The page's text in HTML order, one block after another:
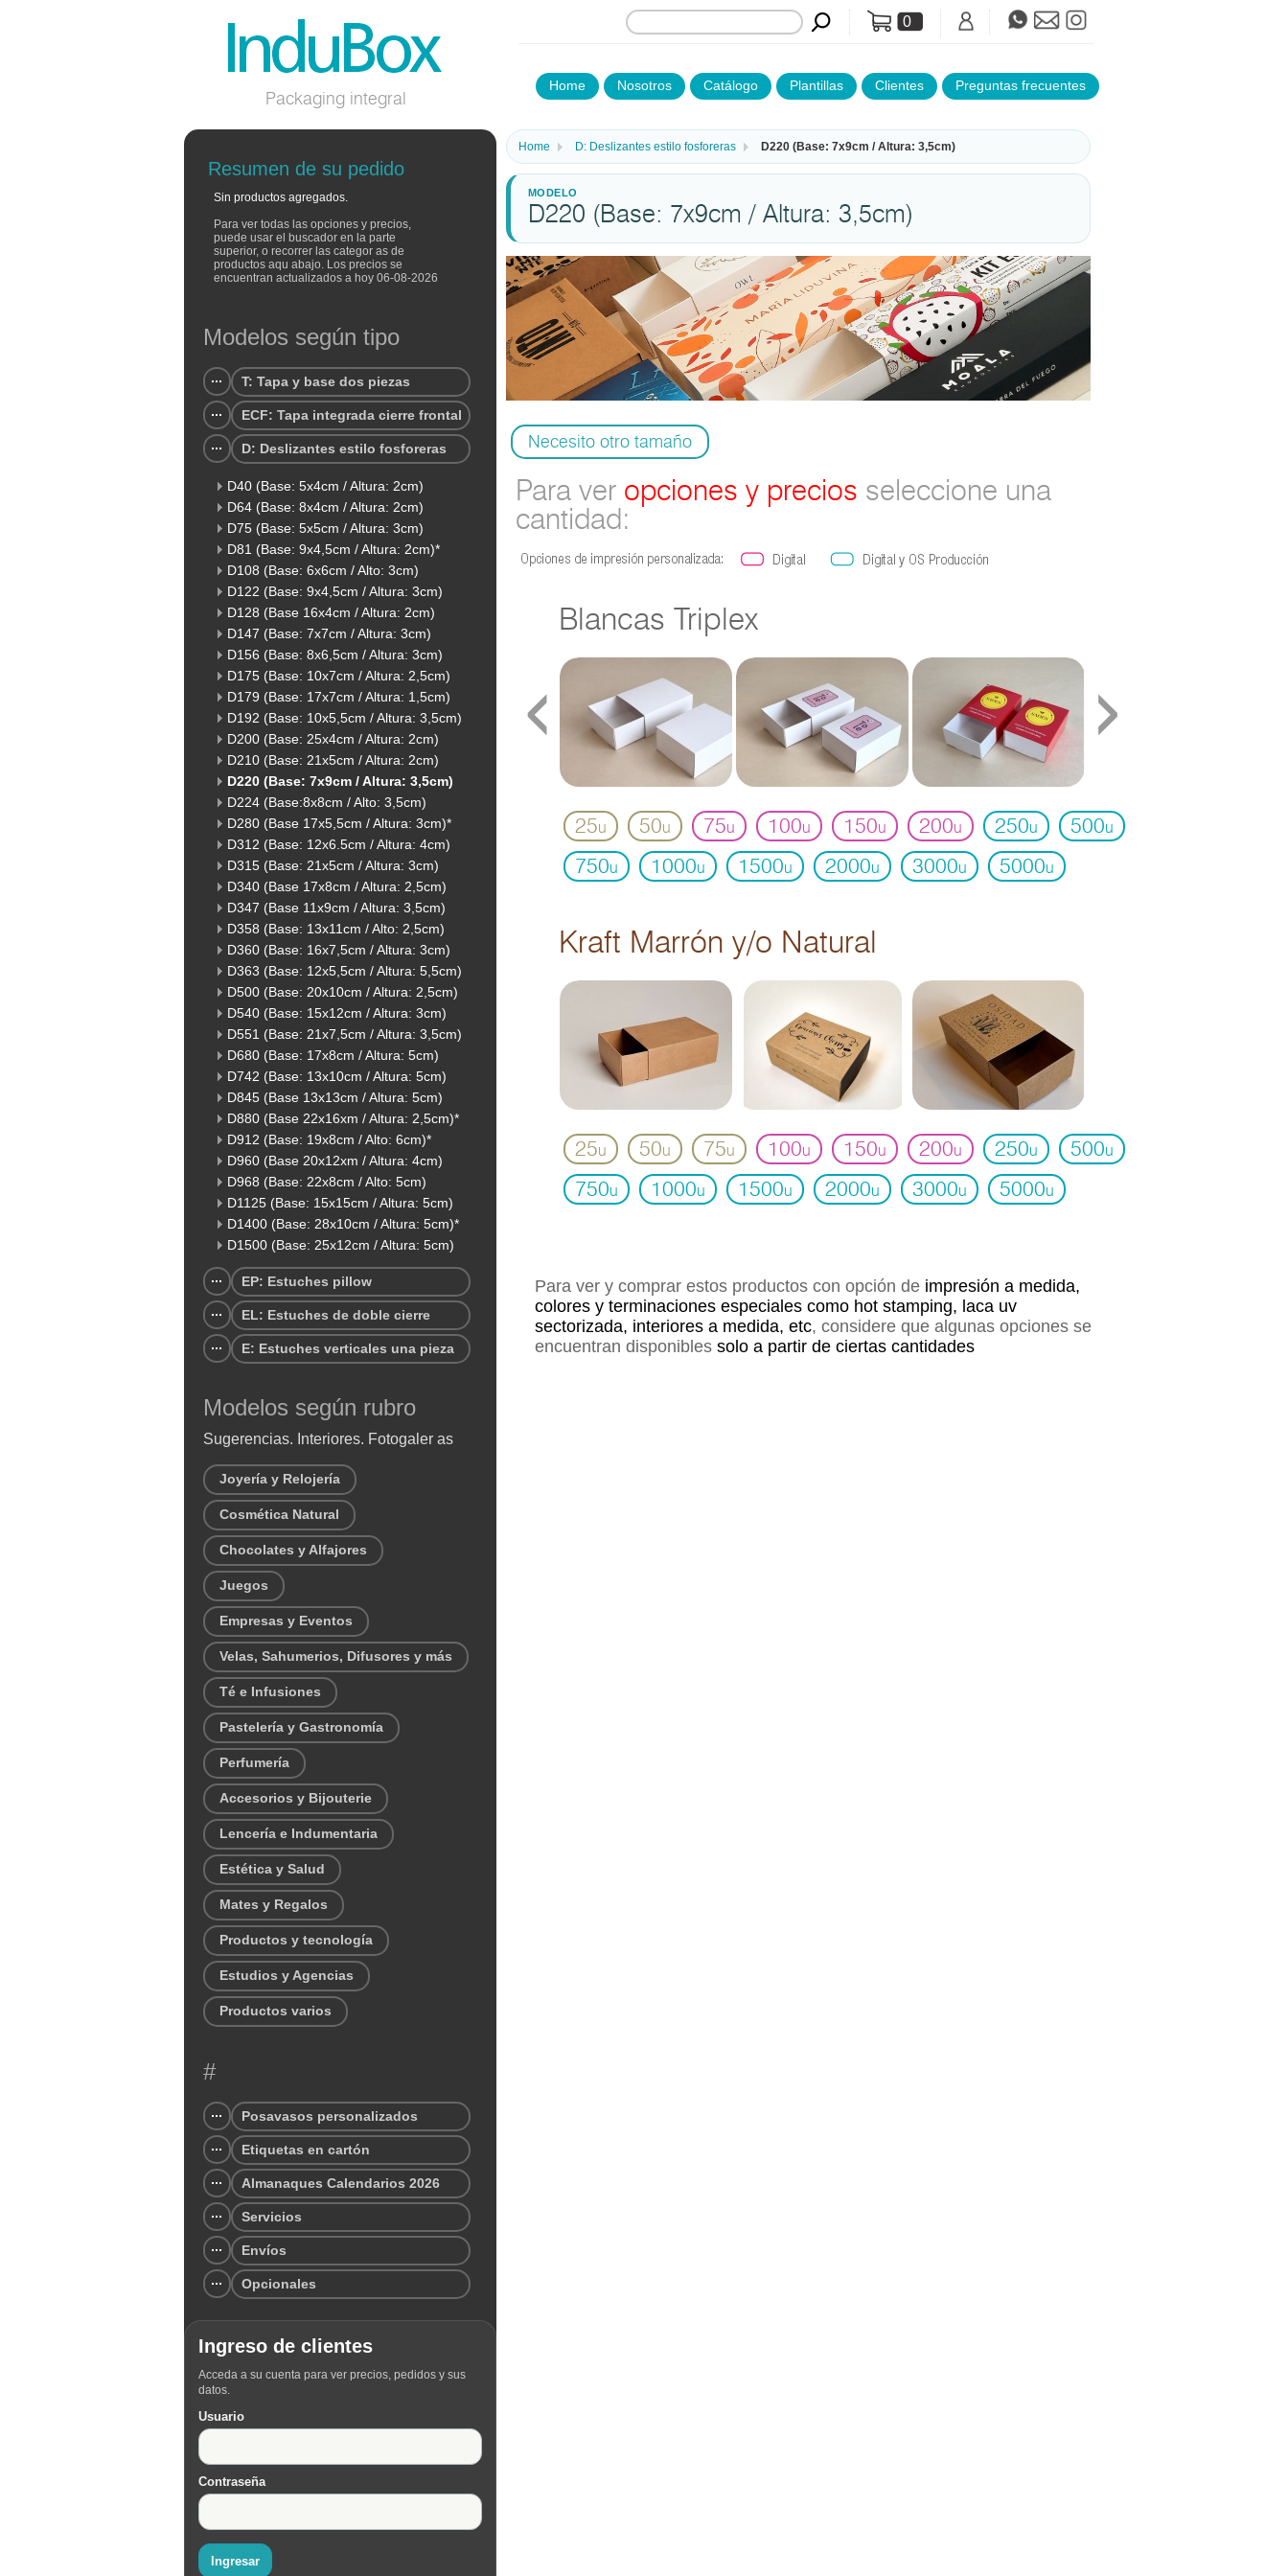
Packaging integral
0
Home Nosotros Catálogo Plantillas Clientes Preguntas frecuentes
Resumen de su pedido
Sin productos agregados.
Para ver todas las opciones y precios,
puede usar el buscador en la parte
superior, o recorrer las categor as de
productos aqu abajo. Los precios se
encuentran actualizados a hoy 06-08-2026
Modelos según tipo
T: Tapa y base dos piezas
ECF: Tapa integrada cierre frontal
D: Deslizantes estilo fosforeras
D40 (Base: 5x4cm / Altura: 2cm)
D64 (Base: 8x4cm / Altura: 2cm)
D75 (Base: 5x5cm / Altura: 3cm)
D81 (Base: 9x4,5cm / Altura: 2cm)*
D108 (Base: 6x6cm / Alto: 3cm)
D122 (Base: 9x4,5cm / Altura: 3cm)
D128 (Base 16x4cm / Altura: 2cm)
D147 (Base: 7x7cm / Altura: 3cm)
D156 (Base: 8x6,5cm / Altura: 3cm)
D175 (Base: 10x7cm / Altura: 2,5cm)
D179 (Base: 17x7cm / Altura: 1,5cm)
D192 (Base: 10x5,5cm / Altura: 3,5cm)
D200 (Base: 25x4cm / Altura: 2cm)
D210 (Base: 21x5cm / Altura: 2cm)
D220 (Base: 7x9cm / Altura: 3,5cm)
D224 (Base:8x8cm / Alto: 3,5cm)
D280 (Base 17x5,5cm / Altura: 3cm)*
D312 (Base: 12x6.5cm / Altura: 4cm)
D315 (Base: 21x5cm / Altura: 3cm)
D340 (Base 17x8cm / Altura: 2,5cm)
D347 (Base 11x9cm / Altura: 3,5cm)
D358 (Base: 13x11cm / Alto: 2,5cm)
D360 (Base: 16x7,5cm / Altura: 3cm)
D363 (Base: 12x5,5cm / Altura: 5,5cm)
D500 (Base: 20x10cm / Altura: 2,5cm)
D540 (Base: 15x12cm / Altura: 3cm)
D551 (Base: 21x7,5cm / Altura: 3,5cm)
D680 (Base: 17x8cm / Altura: 5cm)
D742 (Base: 13x10cm / Altura: 5cm)
D845 (Base 13x13cm / Altura: 5cm)
D880 (Base 22x16xm / Altura: 2,5cm)*
D912 (Base: 19x8cm / Alto: 6cm)*
D960 (Base 20x12xm / Altura: 4cm)
D968 (Base: 22x8cm / Alto: 5cm)
D1125 (Base: 15x15cm / Altura: 5cm)
D1400 (Base: 28x10cm / Altura: 5cm)*
D1500 (Base: 25x12cm / Altura: 5cm)
EP: Estuches pillow
EL: Estuches de doble cierre
E: Estuches verticales una pieza
Modelos según rubro
Sugerencias. Interiores. Fotogaler as
Joyería y Relojería
Cosmética Natural
Chocolates y Alfajores
Juegos
Empresas y Eventos
Velas, Sahumerios, Difusores y más
Té e Infusiones
Pastelería y Gastronomía
Perfumería
Accesorios y Bijouterie
Lencería e Indumentaria
Estética y Salud
Mates y Regalos
Productos y tecnología
Estudios y Agencias
Productos varios
#
Posavasos personalizados
Etiquetas en cartón
Almanaques Calendarios 2026
Servicios
Envíos
Opcionales
Ingreso de clientes
Acceda a su cuenta para ver precios, pedidos y sus
datos.
Usuario
Contraseña
Ingresar
Home D: Deslizantes estilo fosforeras D220 (Base: 7x9cm / Altura: 3,5cm)
D220 (Base: 7x9cm / Altura: 3,5cm)
Necesito otro tamaño
Para ver opciones y precios seleccione una
cantidad:
Blancas Triplex
‹ ›
25u 50u 75u 100u 150u 200u 250u 500u
750u 1000u 1500u 2000u 3000u 5000u
Kraft Marrón y/o Natural
25u 50u 75u 100u 150u 200u 250u 500u
750u 1000u 1500u 2000u 3000u 5000u
Para ver y comprar estos productos con opción de impresión a medida,
colores y terminaciones especiales como hot stamping, laca uv
sectorizada, interiores a medida, etc, considere que algunas opciones se
encuentran disponibles solo a partir de ciertas cantidades